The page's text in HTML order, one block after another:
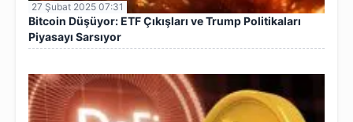
27 Şubat 2025 07:31
Bitcoin Düşüyor: ETF Çıkışları ve Trump Politikaları
Piyasayı Sarsıyor